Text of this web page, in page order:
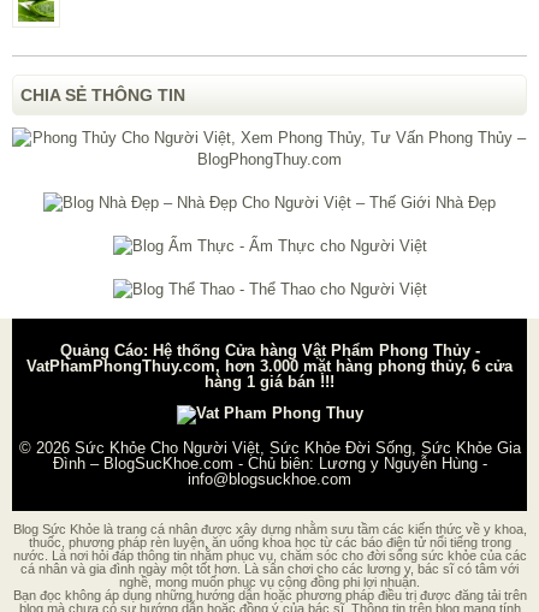
CHIA SẺ THÔNG TIN
Quảng Cáo: Hệ thống Cửa hàng Vật Phẩm Phong Thủy -
VatPhamPhongThuy.com, hơn 3.000 mặt hàng phong thủy, 6 cửa
hàng 1 giá bán !!!
© 2026 Sức Khỏe Cho Người Việt, Sức Khỏe Đời Sống, Sức Khỏe Gia
Đình – BlogSucKhoe.com - Chủ biên: Lương y Nguyễn Hùng-
info@blogsuckhoe.com
Blog Sức Khỏe là trang cá nhân được xây dựng nhằm sưu tầm các kiến thức về y khoa,
thuốc, phương pháp rèn luyện, ăn uống khoa học từ các báo điện tử nổi tiếng trong
nước. Là nơi hỏi đáp thông tin nhằm phục vụ, chăm sóc cho đời sống sức khỏe của các
cá nhân và gia đình ngày một tốt hơn. Là sân chơi cho các lương y, bác sĩ có tâm với
nghề, mong muốn phục vụ cộng đồng phi lợi nhuận.
Bạn đọc không áp dụng những hướng dẫn hoặc phương pháp điều trị được đăng tải trên
blog mà chưa có sự hướng dẫn hoặc đồng ý của bác sĩ. Thông tin trên blog mang tính